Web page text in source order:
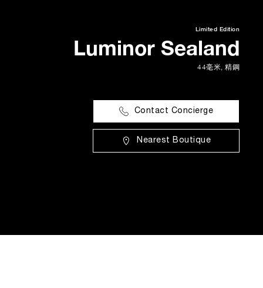
Limited Edition
Luminor Sealand
44毫米, 精鋼
Contact Concierge
Nearest Boutique